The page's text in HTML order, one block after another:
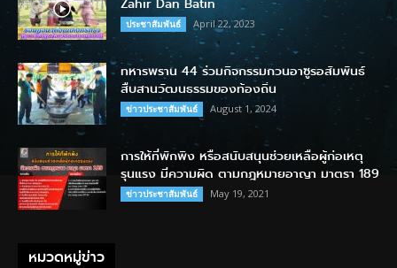
Zahir Dan Batin
ประชาสัมพันธ์ April 22, 2023
ทหารพราน 44 ร่วมกิจกรรมกวนอาซูรอสัมพันธ์
สืบสานวัฒนธรรมของท้องถิ่น
ข่าวประชาสัมพันธ์ August 1, 2024
การให้ที่พักพิง หรือสนับสนุนช่วยเหลือผู้ก่อเหตุ
รุนแรง มีความผิด ตามกฎหมายอาญา มาตรา 189
ข่าวประชาสัมพันธ์ May 19, 2021
หมวดหมู่ข่าว